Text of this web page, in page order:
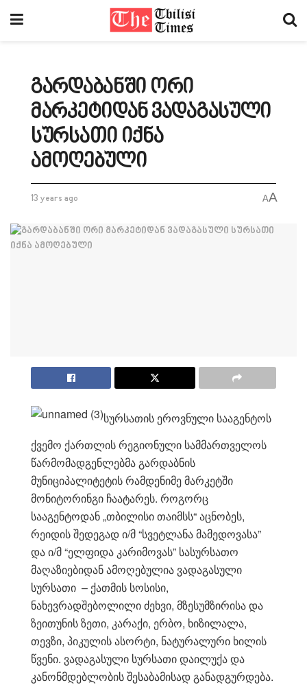
გარდაბანში ორი
მარკეტიდან ვადაგასული
სურსათი იქნა
ამოღებული
13 years ago AA
სურსათის ეროვნული სააგენტოს
ქვემო ქართლის რეგიონული სამმართველოს
წარმომადგენლებმა გარდაბნის
მუნიციპალიტეტის რამდენიმე მარკეტში
მონიტორინგი ჩაატარეს. როგორც
სააგენტოდან „თბილისი თაიმსს“ აცნობეს,
რეიდის შედეგად ი/მ “სვეტლანა მამედოვასა”
და ი/მ “ელფიდა კარიმოვას” სასურსათო
მაღაზიებიდან ამოღებულია ვადაგასული
სურსათი – ქათმის სოსისი,
ნახევრადშებოლილი ძეხვი, მზესუმზირისა და
ზეითუნის ზეთი, კარაქი, ერბო, ხიზილალა,
თევზი, პიკულის ასორტი, ნატურალური ხილის
წვენი. ვადაგასული სურსათი დაილუქა და
კანონმდებლობის შესაბამისად განადგურდება.